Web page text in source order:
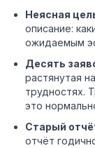
Неясная
описание:
ожидаемым
Десять
растянутая
трудностях.
это
Старый
отчёт